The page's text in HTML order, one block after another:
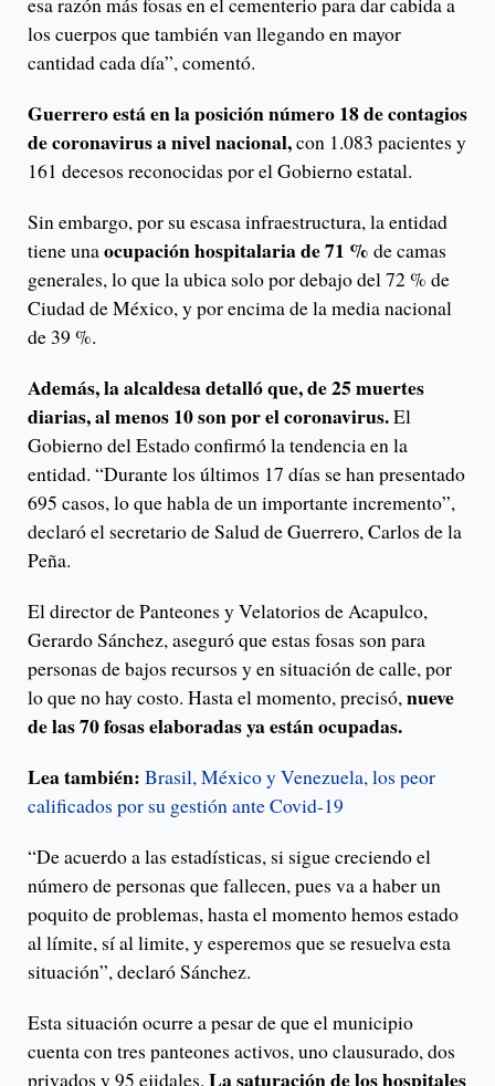
los cuerpos que también van llegando en mayor
cantidad cada día”, comentó.
Guerrero está en la posición número 18 de contagios
de coronavirus a nivel nacional,con 1.083 pacientes y
161 decesos reconocidas por el Gobierno estatal.
Sin embargo, por su escasa infraestructura, la entidad
tiene unaocupación hospitalaria de 71 % de camas
generales, lo que la ubica solo por debajo del 72 % de
Ciudad de México, y por encima de la media nacional
de 39 %.
Además, la alcaldesa detalló que, de 25 muertes
diarias, al menos 10 son por el coronavirus.El
Gobierno del Estado confirmó la tendencia en la
entidad. “Durante los últimos 17 días se han presentado
695 casos, lo que habla de un importante incremento”,
declaró el secretario de Salud de Guerrero, Carlos de la
Peña.
El director de Panteones y Velatorios de Acapulco,
Gerardo Sánchez, aseguró que estas fosas son para
personas de bajos recursos y en situación de calle, por
lo que no hay costo. Hasta el momento, precisó,nueve
de las 70 fosas elaboradas ya están ocupadas.
Lea también: Brasil, México y Venezuela, los peor
calificados por su gestión ante Covid-19
“De acuerdo a las estadísticas, si sigue creciendo el
número de personas que fallecen, pues va a haber un
poquito de problemas, hasta el momento hemos estado
al límite, sí al limite, y esperemos que se resuelva esta
situación”, declaró Sánchez.
Esta situación ocurre a pesar de que el municipio
cuenta con tres panteones activos, uno clausurado, dos
privados y 95 ejidales. La saturación de los hospitales